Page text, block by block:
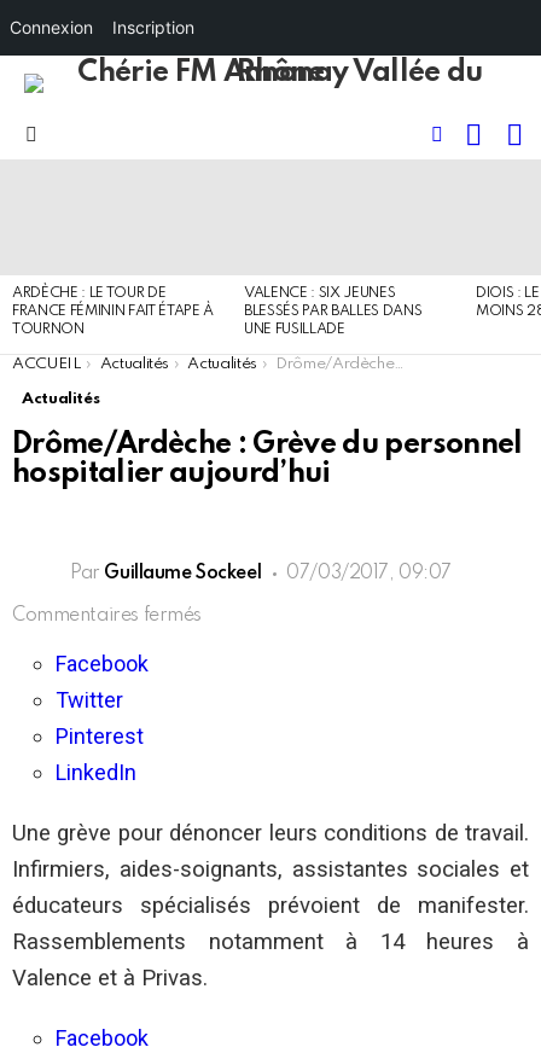
FOLLOW
ARDÈCHE : LE TOUR DE
FRANCE FÉMININ FAIT ÉTAPE À
TOURNON
VALENCE : SIX JEUNES
BLESSÉS PAR BALLES DANS
UNE FUSILLADE
DIOIS :
MOINS
You are here:
ACCUEIL Actualités Actualités Drôme/Ardèche : Grève du personnel hospitalier aujourd’hui
Actualités
Drôme/Ardèche : Grève du personnel
hospitalier aujourd’hui
Par Guillaume Sockeel 07/03/2017, 09:07
Commentaires fermés
Facebook
Twitter
Pinterest
LinkedIn
Une grève pour dénoncer leurs conditions de travail.
Infirmiers, aides-soignants, assistantes sociales et
éducateurs spécialisés prévoient de manifester.
Rassemblements notamment à 14 heures à
Valence et à Privas.
Facebook
Connexion Inscription